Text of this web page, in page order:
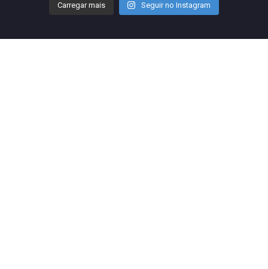
Carregar mais Seguir no Instagram